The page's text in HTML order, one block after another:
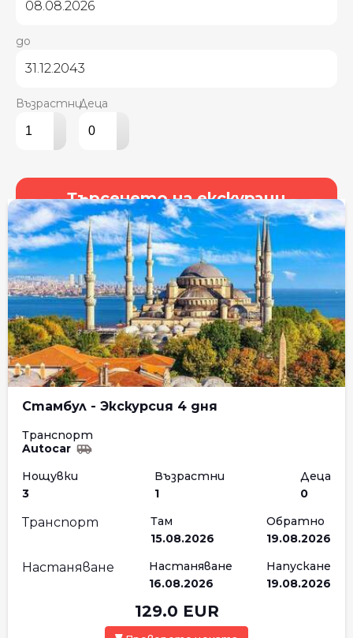
до
ВъзрастниДеца
Търсенето на екскурзии
Стамбул - Экскурсия 4 дня
Транспорт
Autocar
Нощувки
3
Възрастни
1
Деца
0
Транспорт
Там
15.08.2026
Обратно
19.08.2026
Настаняване
Настаняване
16.08.2026
Напускане
19.08.2026
129.0 EUR